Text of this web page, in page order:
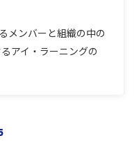
メンバーと組織の中の
アイ・ラーニングの